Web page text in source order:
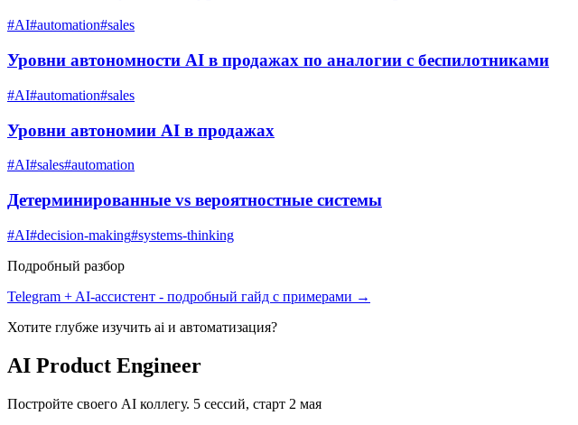
#AI#automation#sales
Уровни автономности AI в продажах по аналогии с беспилотниками
#AI#automation#sales
Уровни автономии AI в продажах
#AI#sales#automation
Детерминированные vs вероятностные системы
#AI#decision-making#systems-thinking
Подробный разбор
Telegram + AI-ассистент - подробный гайд с примерами →
Хотите глубже изучить ai и автоматизация?
AI Product Engineer
Постройте своего AI коллегу. 5 сессий, старт 2 мая